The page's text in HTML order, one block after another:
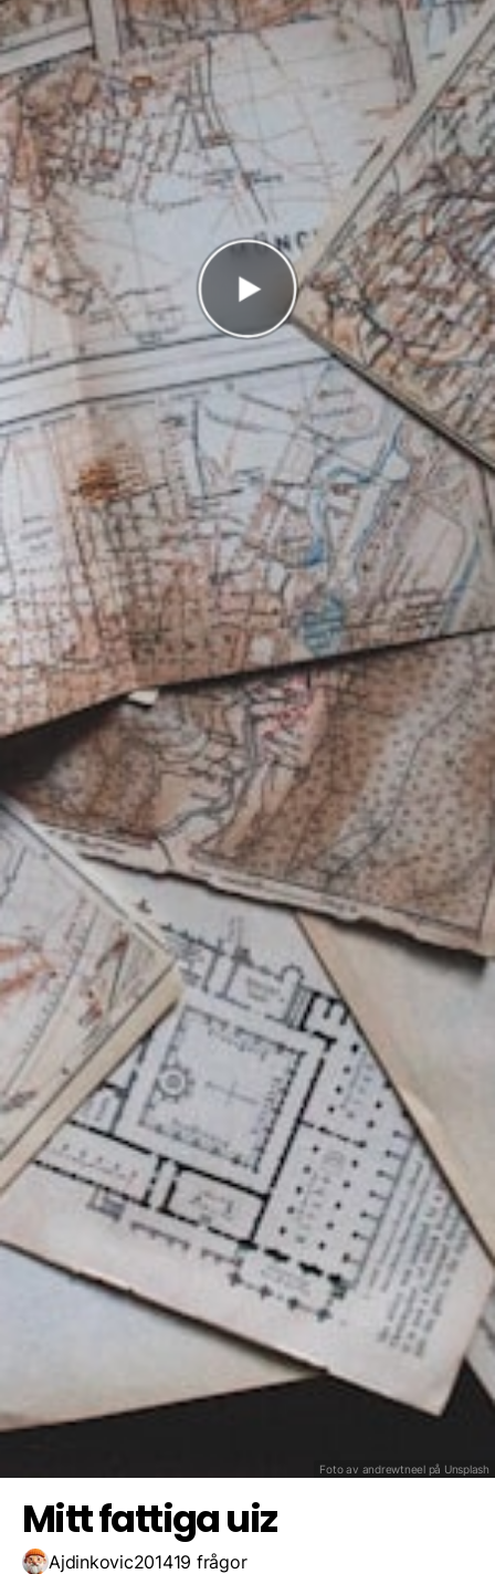
Foto av andrewtneel på Unsplash
Ej sann
Hittar på
Antal rätt 0/19
Poäng 0
I highscorelistan hamnade du på plats1
Spara resultat Utmana en vän
Mitt fattiga uiz
Ajdinkovic201419 frågor